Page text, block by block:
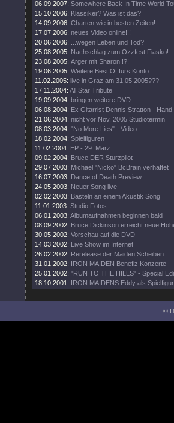
06.09.2007: Somewhere Back In Time World
15.10.2006: Klassiker? Was ist das?
14.09.2006: Charten wie in besten Zeiten!
17.07.2006: neues Video online!!!
20.06.2006:
...wegen Leben und Tod?
25.08.2005: Nachschlag zum Ozzfest Fiasko!
23.08.2005: Ärger mit Sharon !?!
19.06.2005: Weitere Best Of fürs Konto...
11.02.2005: live in Graz am 31.05.2005???
17.11.2004: All Star Tribute
19.09.2004: bringen weitere DVD
06.08.2004: Ex Gitarrist Dennis Stratton -
21.06.2004: nicht vor Nov. 2005 Studiotermin
08.03.2004: "No More Lies" - Video
18.02.2004: Spielfiguren
11.02.2004: EP - 29. März
09.02.2004: Bruce DER Sturzpilot
29.07.2003: Michael "Nicko" BcBrain verhaftet
16.07.2003: Dance of Death Preview
24.05.2003: Neuer Song live
02.02.2003: Basteln an einem Akustik Song
11.01.2003: Studio Fotos
06.01.2003: Albumaufnahmen beginnen bald
08.09.2002: Bruce Dickinson erreicht neue
30.05.2002: Vorschau auf die DVD
14.03.2002: Live Show im Internet
26.02.2002: Rerelease der Maiden Scheiben
31.01.2002: IRON MAIDEN Benefiz Konzerte
25.01.2002: "RUN TO THE HILLS" - Special
18.10.2001: IRON MAIDENS Eddy als Spielfigur
©